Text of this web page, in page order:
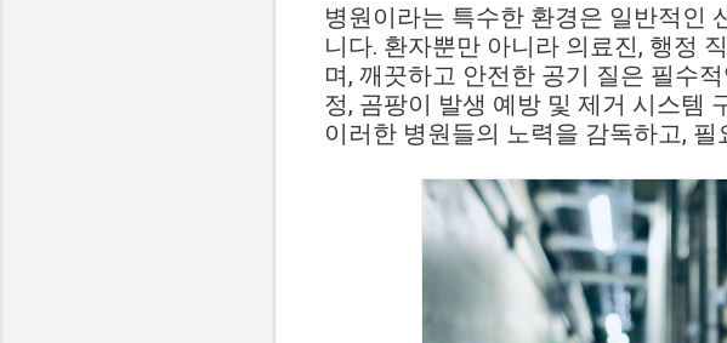
병원이라는 특수한 환경은 일반적인
니다. 환자뿐만 아니라 의료진, 행정
며, 깨끗하고 안전한 공기 질은 필수
정, 곰팡이 발생 예방 및 제거 시스템
이러한 병원들의 노력을 감독하고,